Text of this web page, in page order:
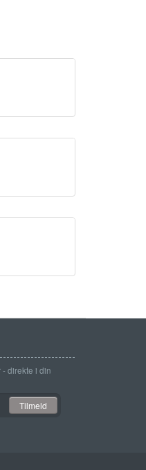
direkte i din
Tilmeld